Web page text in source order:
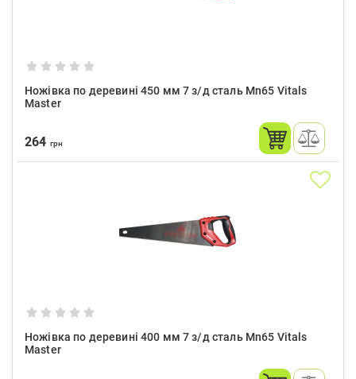
Ножівка по деревині 450 мм 7 з/д сталь Mn65 Vitals
Master
264 грн
Ножівка по деревині 400 мм 7 з/д сталь Mn65 Vitals
Master